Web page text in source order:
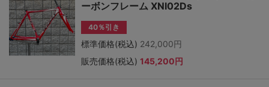
ーボンフレーム XNI02Ds
40％引き
標準価格(税込) 242,000円
販売価格(税込) 145,200円